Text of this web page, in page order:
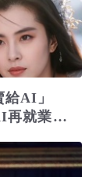
給AI」
再就業新